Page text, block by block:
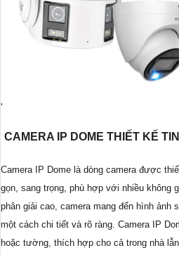
'
CAMERA IP DOME THIẾT KẾ
Camera IP Dome là dòng camera được
gọn, sang trọng, phù hợp với nhiều không
phân giải cao, camera mang đến hình ảnh
một cách chi tiết và rõ ràng. Camera IP
hoặc tường, thích hợp cho cả trong nhà